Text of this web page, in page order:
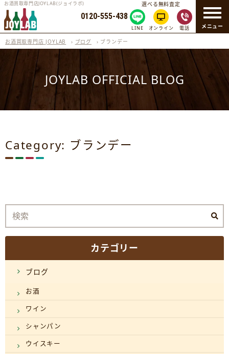
メニュー
お酒買取専門店JOYLAB(ジョイラボ)
0120-555-438
選べる無料査定
LINE オンライン 電話
お酒買取専門店 JOYLAB › ブログ › ブランデー
JOYLAB OFFICIAL BLOG
Category: ブランデー
カテゴリー
ブログ
お酒
ワイン
シャンパン
ウイスキー